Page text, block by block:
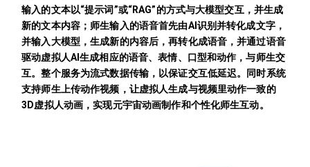
输入的文本以“提示词”或“RAG”的方式与大模型交互，并生成
新的文本内容；师生输入的语音首先由AI识别并转化成文字，
并输入大模型，生成新的内容后，再转化成语音，并通过语音
驱动虚拟人AI生成相应的语音、表情、口型和动作，与师生交
互。整个服务为流式数据传输，以保证交互低延迟。同时系统
支持师生上传动作视频，让虚拟人生成与视频里动作一致的
3D虚拟人动画，实现元宇宙动画制作和个性化师生互动。